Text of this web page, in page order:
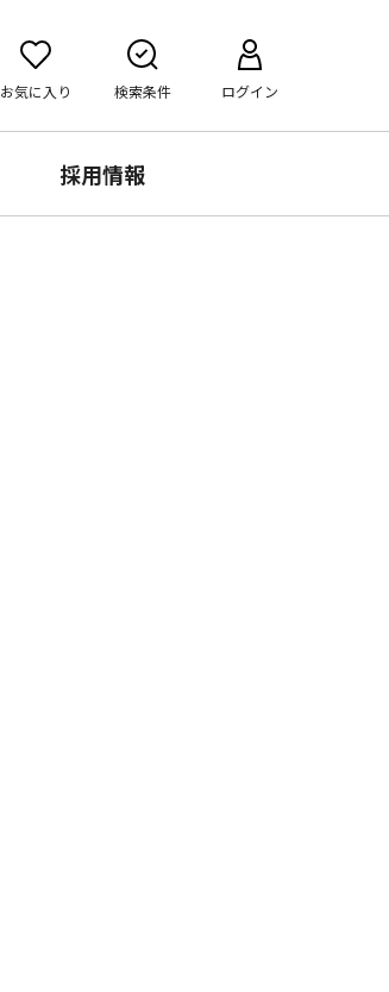
お気に入り 検索条件 ログイン
採用情報